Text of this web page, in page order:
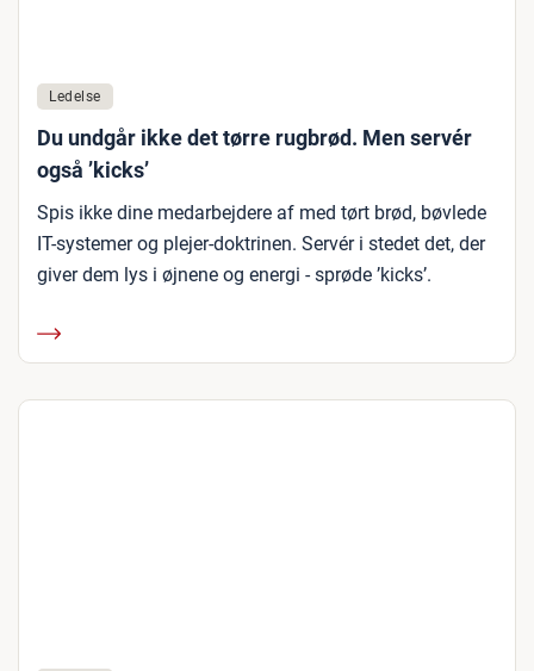
Ledelse
Du undgår ikke det tørre rugbrød. Men servér
også ’kicks’
Spis ikke dine medarbejdere af med tørt brød, bøvlede
IT-systemer og plejer-doktrinen. Servér i stedet det, der
giver dem lys i øjnene og energi - sprøde ’kicks’.